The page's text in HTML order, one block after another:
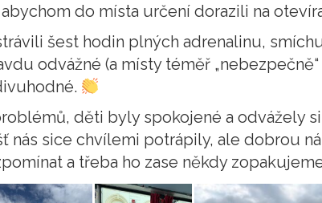
do místa určení dorazili na
šest hodin plných adrenalinu,
odvážné (a místy téměř
děti byly spokojené a odvážely
nás sice chvílemi potrápily, ale dobrou
a třeba ho zase někdy